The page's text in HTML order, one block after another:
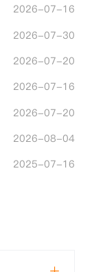
2026-07-16
2026-07-30
2026-07-20
2026-07-16
2026-07-20
2026-08-04
2025-07-16